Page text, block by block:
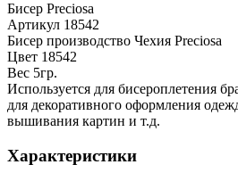
Бисер Preciosa
Артикул 18542
Бисер производство Чехия Preciosa
Цвет 18542
Вес 5гр.
Используется для бисероплетения
для декоративного оформления
вышивания картин и т.д.
Характеристики